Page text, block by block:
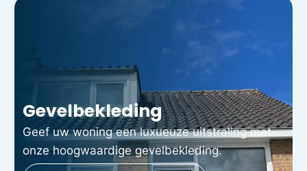
Gevelbekleding
Geef uw woning een luxueuze uitstraling met
onze hoogwaardige gevelbekleding.